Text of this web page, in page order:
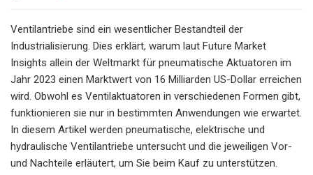
Ventilantriebe sind ein wesentlicher Bestandteil der
Industrialisierung. Dies erklärt, warum laut Future Market
Insights allein der Weltmarkt für pneumatische Aktuatoren im
Jahr 2023 einen Marktwert von 16 Milliarden US-Dollar erreichen
wird. Obwohl es Ventilaktuatoren in verschiedenen Formen gibt,
funktionieren sie nur in bestimmten Anwendungen wie erwartet.
In diesem Artikel werden pneumatische, elektrische und
hydraulische Ventilantriebe untersucht und die jeweiligen Vor-
und Nachteile erläutert, um Sie beim Kauf zu unterstützen.